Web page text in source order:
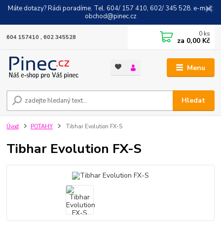
Máte dotazy? Rádi poradíme. Tel. 604/ 157 410, 602/ 345 528. e-mail:
obchod@pinec.cz
Menu
Hledat
604 157410 , 602 345528 0 ks
za 0,00 Kč
Úvod POTAHY Tibhar Evolution FX-S
Tibhar Evolution FX-S